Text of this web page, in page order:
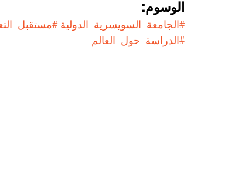
الوسوم:
#الجامعة_السويسرية_الدولية
#الدراسة_حول_العالم